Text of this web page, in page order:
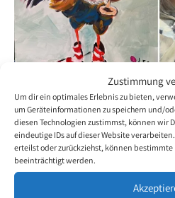
Zustimmung
Um dir ein optimales Erlebnis zu bieten,
um Geräteinformationen zu speichern und/
diesen Technologien zustimmst, können wir
eindeutige IDs auf dieser Website
erteilst oder zurückziehst, können
beeinträchtigt werden.
Online-Workshop
und die Bedeutung
22. Juni 2023
Von Januar bis Juli 2023 luden die
zum farbenfrohen Experimentieren